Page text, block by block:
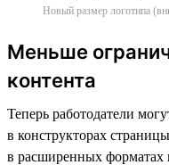
Новый размер логотипа
Меньше
контента
Теперь работодатели
в конструкторах
в расширенных форматах